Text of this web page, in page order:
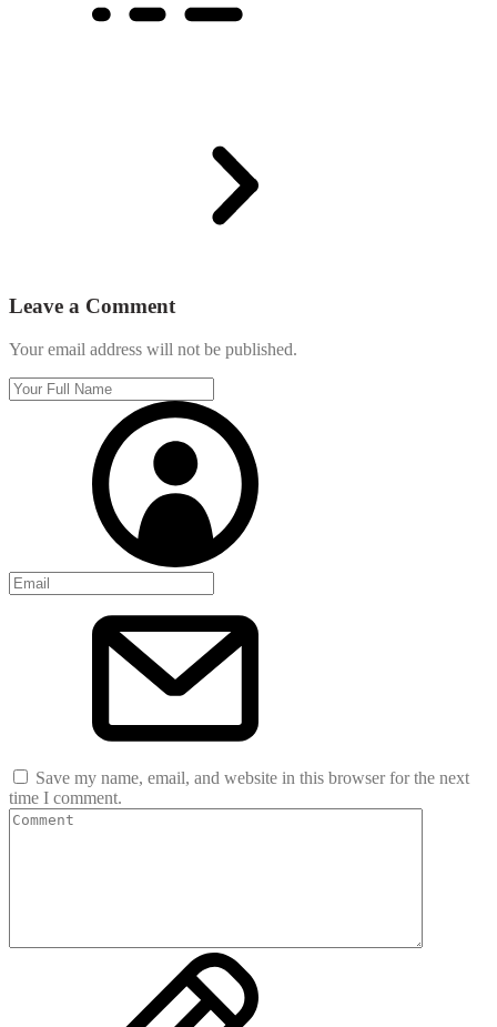
Leave a Comment
Your email address will not be published.
Save my name, email, and website in this browser for the next
time I comment.